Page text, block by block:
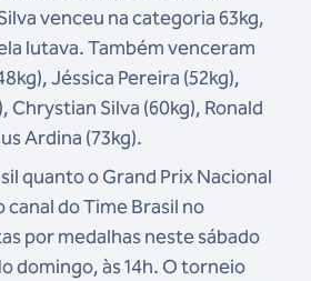
venceu na categoria 63kg,
lutava. Também venceram
Jéssica Pereira (52kg),
Chrystian Silva (60kg), Ronald
Ardina (73kg).
quanto o Grand Prix Nacional
canal do Time Brasil no
por medalhas neste sábado
domingo, às 14h. O torneio